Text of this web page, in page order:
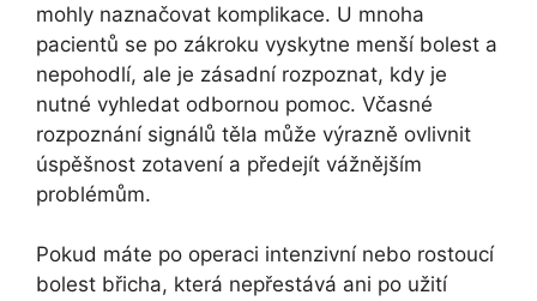
mohly naznačovat komplikace. U mnoha
pacientů se po zákroku vyskytne menší bolest a
nepohodlí, ale je zásadní rozpoznat, kdy je
nutné vyhledat odbornou pomoc. Včasné
rozpoznání signálů těla může výrazně ovlivnit
úspěšnost zotavení a předejít vážnějším
problémům.
Pokud máte po operaci intenzivní nebo rostoucí
bolest břicha, která nepřestává ani po užití